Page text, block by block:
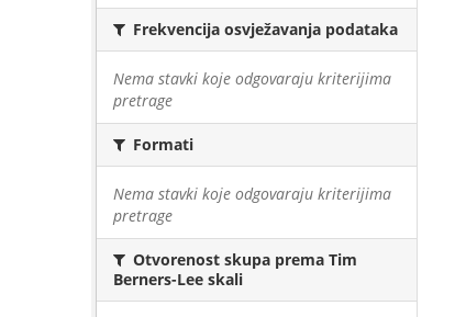
Frekvencija osvježavanja podataka
Nema stavki koje odgovaraju kriterijima
pretrage
Formati
Nema stavki koje odgovaraju kriterijima
pretrage
Otvorenost skupa prema Tim
Berners-Lee skali